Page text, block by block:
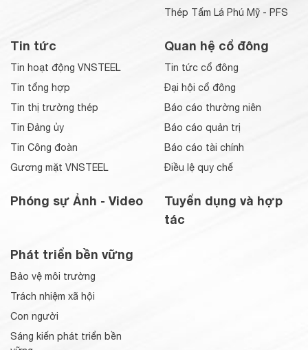
Thép Tấm Lá Phú Mỹ - PFS
Tin tức
Tin hoạt động VNSTEEL
Tin tổng hợp
Tin thị trường thép
Tin Đảng ủy
Tin Công đoàn
Gương mặt VNSTEEL
Phóng sự Ảnh - Video
Quan hệ cổ đông
Tin tức cổ đông
Đại hội cổ đông
Báo cáo thường niên
Báo cáo quản trị
Báo cáo tài chính
Điều lệ quy chế
Tuyển dụng và hợp
tác
Phát triển bền vững
Bảo vệ môi trường
Trách nhiệm xã hội
Con người
Sáng kiến phát triển bền